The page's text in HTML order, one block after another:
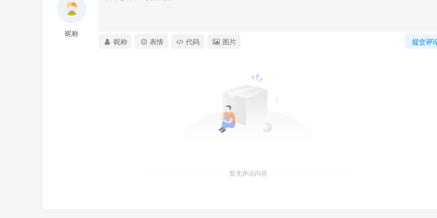
昵称
提交评
昵称 表情 代码 图片
暂无评论内容